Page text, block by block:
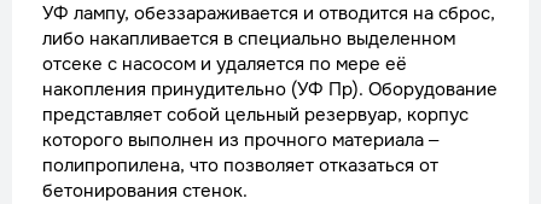
УФ лампу, обеззараживается и отводится на сброс,
либо накапливается в специально выделенном
отсеке с насосом и удаляется по мере её
накопления принудительно (УФ Пр). Оборудование
представляет собой цельный резервуар, корпус
которого выполнен из прочного материала –
полипропилена, что позволяет отказаться от
бетонирования стенок.